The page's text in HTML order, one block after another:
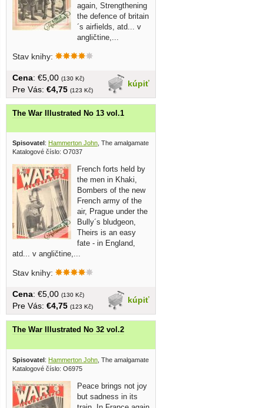
again, Strengthening
the defence of britain
´s airfields, atd... v
angličtine,...
Stav knihy:
kúpiť
Cena: €5,00 (130 Kč)
Pre Vás: €4,75 (123 Kč)
1942
The War Illustrated No 13 vol.1
Spisovatel : Hammerton John , The amalgamated press 1939
Katalogové číslo: O7037
French forts held by
the men in Khaki,
Bombers of the new
French army of the
air, Prague under the
Bully´s bludgeon,
Theirs is an easy
fate - in England,
atd... v angličtine,...
Stav knihy:
kúpiť
Cena: €5,00 (130 Kč)
Pre Vás: €4,75 (123 Kč)
1940
The War Illustrated No 32 vol.2
Spisovatel: Hammerton John , The amalgamated press 1940
Katalogové číslo: O6975
Peace brings not joy
but sadness in its